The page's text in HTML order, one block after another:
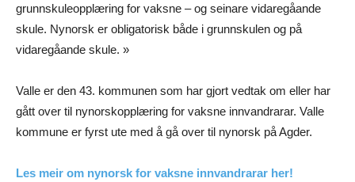
grunnskuleopplæring for vaksne – og seinare vidaregåande
skule. Nynorsk er obligatorisk både i grunnskulen og på
vidaregåande skule. »
Valle er den 43. kommunen som har gjort vedtak om eller har
gått over til nynorskopplæring for vaksne innvandrarar. Valle
kommune er fyrst ute med å gå over til nynorsk på Agder.
Les meir om nynorsk for vaksne innvandrarar her!